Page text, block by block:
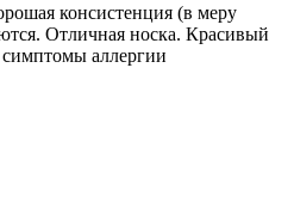
консистенция (в меру
Отличная носка. Красивый
аллергии